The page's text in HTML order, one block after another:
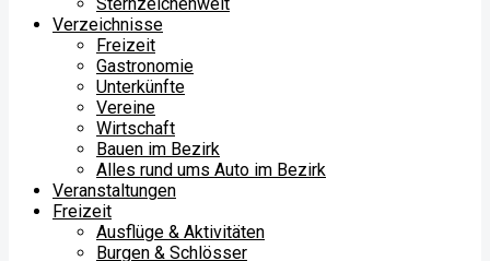
Verzeichnisse
Freizeit
Gastronomie
Unterkünfte
Vereine
Wirtschaft
Bauen im Bezirk
Alles rund ums Auto im Bezirk
Veranstaltungen
Freizeit
Ausflüge & Aktivitäten
Burgen & Schlösser